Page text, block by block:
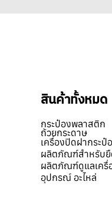
สินค้าทั้งหมด
กระป๋องพลาสติก
ถ้วยกระดาษ
เครื่องปิดฝากระป๋
ผลิตภัณฑ์สำหรับยื
ผลิตภัณฑ์ดูแลเครื่
อุปกรณ์ อะไหล่